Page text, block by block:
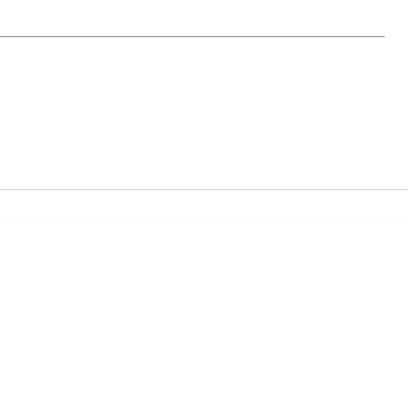
de 10 minutes de l'autoroute A10.
Avec sa cuisine aménagée, une salle à manger de